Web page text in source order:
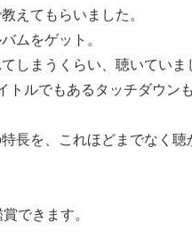
えてもらいました。
ムをゲット。
しまうくらい、聴いていま
トルでもあるタッチダウン
長を、これほどまでなく聴
できます。